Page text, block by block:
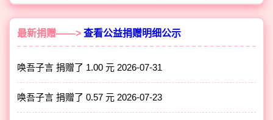
最新捐赠——> 查看公益捐赠明细公示
唤吾子言 捐赠了 1.00 元 2026-07-31
唤吾子言 捐赠了 0.57 元 2026-07-23